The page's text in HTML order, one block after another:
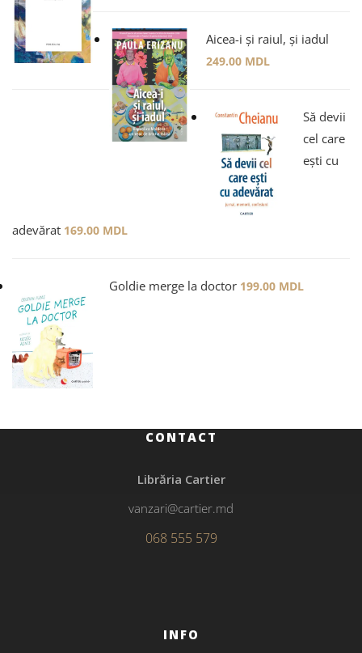
Aicea-i și raiul, și iadul
249.00 MDL
Să devii
cel care
ești cu
adevărat 169.00 MDL
Goldie merge la doctor 199.00 MDL
CONTACT
Librăria Cartier
vanzari@cartier.md
068 555 579
INFO